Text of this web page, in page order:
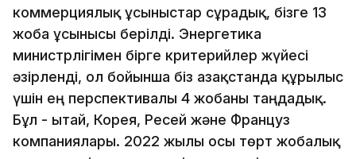
коммерциялық ұсыныстар сұрадық, бізге 13
жоба ұсынысы берілді. Энергетика
министрлігімен бірге критерийлер жүйесі
әзірленді, ол бойынша біз Қазақстанда құрылыс
үшін ең перспективалы 4 жобаны таңдадық.
Бұл - Қытай, Корея, Ресей және Француз
компаниялары. 2022 жылы осы төрт жобалық